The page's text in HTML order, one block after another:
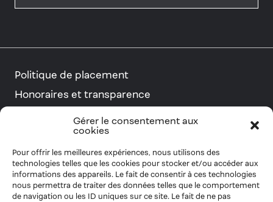
Gérer le consentement aux
cookies
Pour offrir les meilleures expériences, nous utilisons des
technologies telles que les cookies pour stocker et/ou accéder aux
informations des appareils. Le fait de consentir à ces technologies
nous permettra de traiter des données telles que le comportement
de navigation ou les ID uniques sur ce site. Le fait de ne pas
Politique de placement
Honoraires et transparence
Conseillers et planificateurs financiers
Suivez-nous